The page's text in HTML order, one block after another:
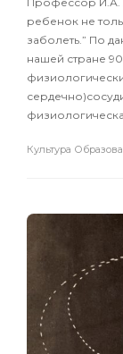
ребенок не
заболеть.” По
нашей стране
Культура